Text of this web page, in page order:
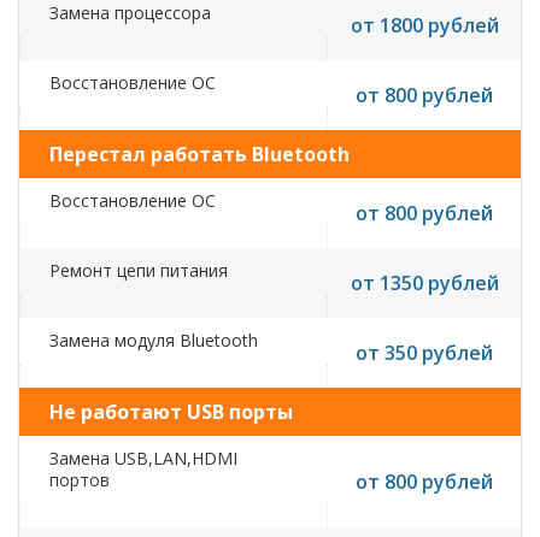
Замена процессора от 1800 рублей
Восстановление ОС от 800 рублей
Перестал работать Bluetooth
Восстановление ОС от 800 рублей
Ремонт цепи питания от 1350 рублей
Замена модуля Bluetooth от 350 рублей
Не работают USB порты
Замена USB,LAN,HDMI
портов
от 800 рублей